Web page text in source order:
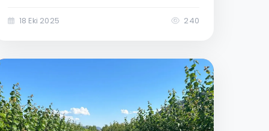
ve ne kadar sulama yapacağınızı
18 Eki 2025 240